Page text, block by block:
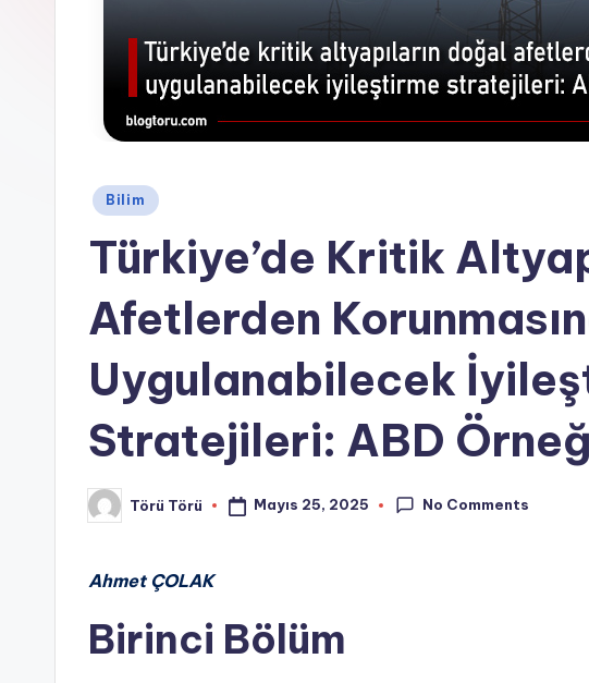
Posted
Bilim
Türkiye’de Kritik
Afetlerden
Uygulanabilecek
Stratejileri: ABD
Posted
by
Törü Törü Mayıs 25, 2025 No Comments
Ahmet ÇOLAK
Birinci Bölüm